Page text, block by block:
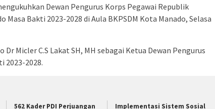
Dewan Pengurus Korps Pegawai Republik
Bakti 2023-2028 di Aula BKPSDM Kota Manado, Selasa
Micler C.S Lakat SH, MH sebagai Ketua Dewan Pengurus
2023-2028.
562 Kader PDI Perjuangan
Implementasi Sistem Sosial